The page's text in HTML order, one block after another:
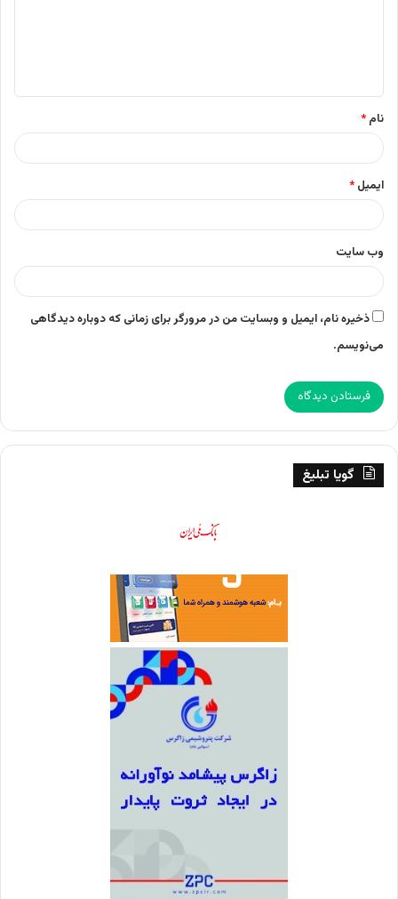
*
نام *
ایمیل *
وب‌ سایت
ذخیره نام، ایمیل و وبسایت من در مرورگر برای زمانی که دوباره دیدگاهی
می‌نویسم.
گویا تبلیغ